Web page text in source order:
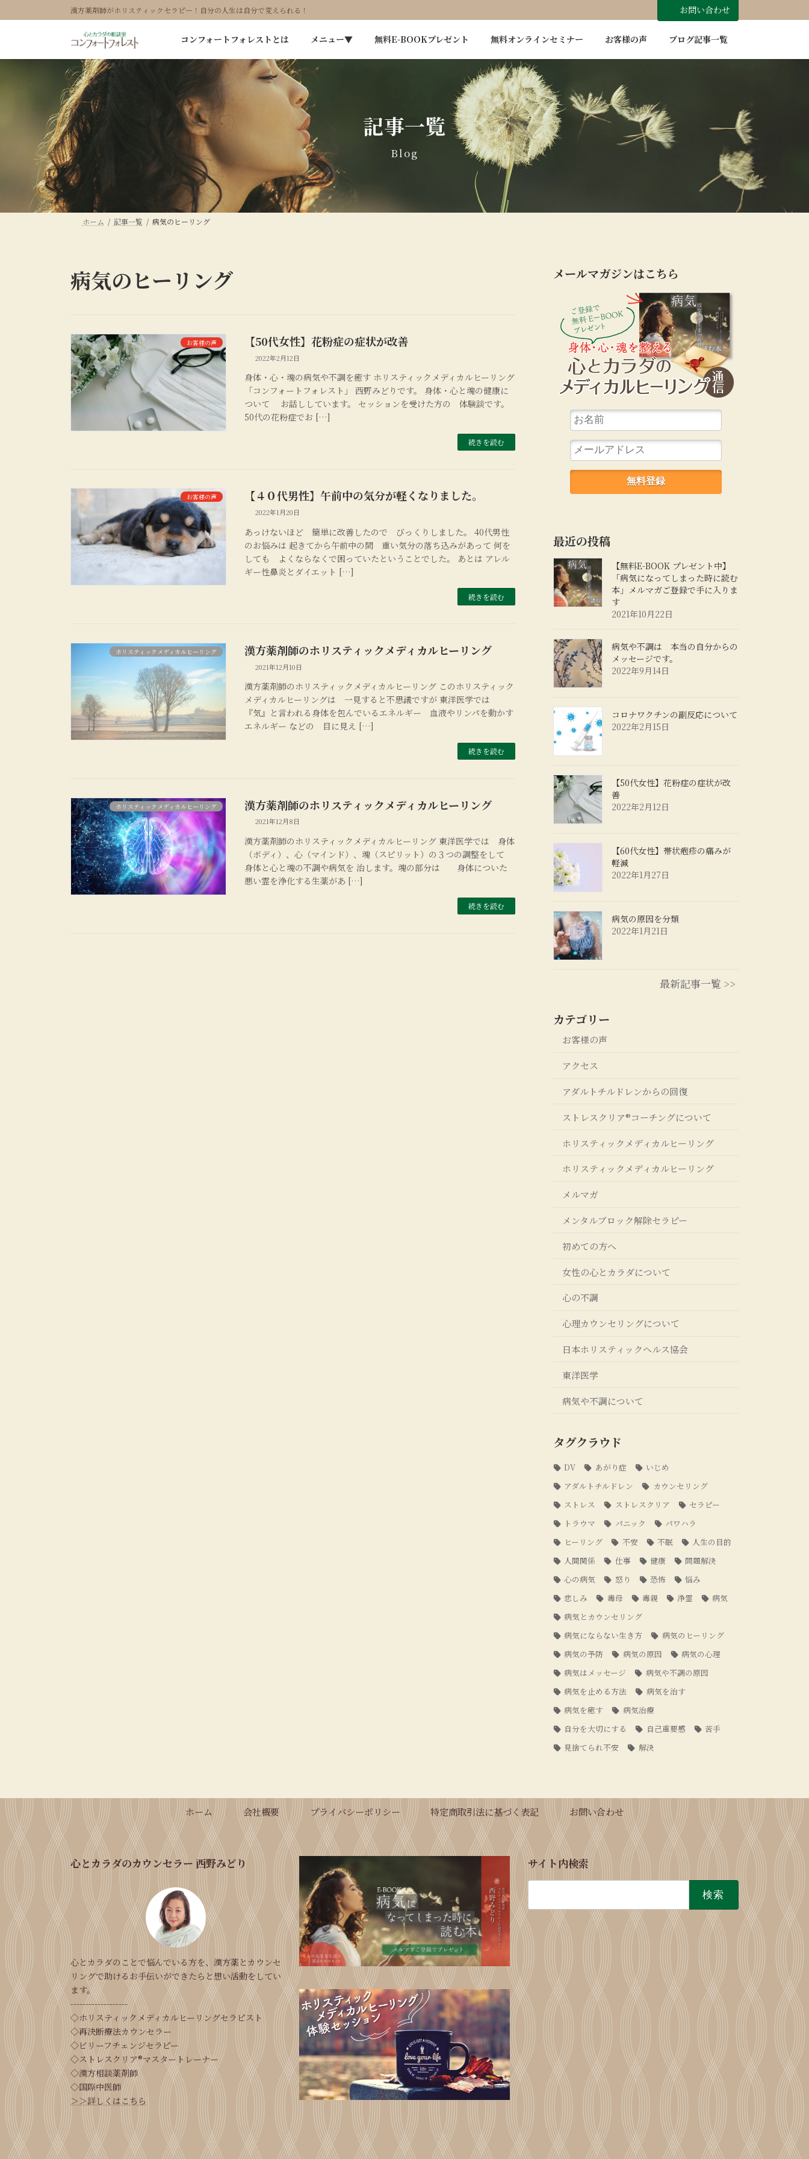
ン
ビ
漢方薬剤師がホリスティックセラピー！自分の人生は自分で変えられる！ お問い合わせ
コンフォートフォレストとは メニュー▼ 無料E-BOOKプレゼント 無料オンラインセミナー お客様の声 ブログ記事一覧
記事一覧
Blog
ホーム 記事一覧 病気のヒーリング
病気のヒーリング
お客様の声 【50代女性】花粉症の症状が改善
2022年2月12日
身体・心・魂の病気や不調を癒す ホリスティックメディカルヒーリング
「コンフォートフォレスト」 西野みどりです。 身体・心と魂の健康に
ついて お話ししています。 セッションを受けた方の 体験談です。
50代の花粉症でお […]
続きを読む
お客様の声 【４０代男性】午前中の気分が軽くなりました。
2022年1月20日
あっけないほど 簡単に改善したので びっくりしました。 40代男性
のお悩みは 起きてから午前中の間 重い気分の落ち込みがあって 何を
しても よくならなくで困っていたということでした。 あとは アレル
ギー性鼻炎とダイエット […]
続きを読む
ホリスティックメディカルヒーリング 漢方薬剤師のホリスティックメディカルヒーリング
2021年12月10日
漢方薬剤師のホリスティックメディカルヒーリング このホリスティック
メディカルヒーリングは 一見すると不思議ですが 東洋医学では
『気』と言われる身体を包んでいるエネルギー 血液やリンパを動かす
エネルギー などの 目に見え […]
続きを読む
ホリスティックメディカルヒーリング 漢方薬剤師のホリスティックメディカルヒーリング
2021年12月8日
漢方薬剤師のホリスティックメディカルヒーリング 東洋医学では 身体
（ボディ）、心（マインド）、魂（スピリット）の３つの調整をして
身体と心と魂の不調や病気を 治します。魂の部分は 身体についた
悪い霊を浄化する生薬があ […]
続きを読む
メールマガジンはこちら
最近の投稿
【無料E-BOOK プレゼント中】
「病気になってしまった時に読む
本」メルマガご登録で手に入りま
す
2021年10月22日
病気や不調は 本当の自分からの
メッセージです。
2022年9月14日
コロナワクチンの副反応について
2022年2月15日
【50代女性】花粉症の症状が改
善
2022年2月12日
【60代女性】帯状疱疹の痛みが
軽減
2022年1月27日
病気の原因を分類
2022年1月21日
最新記事一覧 >>
カテゴリー
お客様の声
アクセス
アダルトチルドレンからの回復
ストレスクリア®コーチングについて
ホリスティックメディカルヒーリング
ホリスティックメディカルヒーリング
メルマガ
メンタルブロック解除セラピー
初めての方へ
女性の心とカラダについて
心の不調
心理カウンセリングについて
日本ホリスティックヘルス協会
東洋医学
病気や不調について
タグクラウド
DV あがり症
いじめ
アダルトチルドレン
カウンセリング
ストレス
ストレスクリア
セラピー
トラウマ
パニック
パワハラ
ヒーリング
不安 不眠
人生の目的
人間関係
仕事 健康
問題解決
心の病気
怒り 恐怖
悩み
悲しみ
毒母 毒親 浄霊
病気
病気とカウンセリング
病気にならない生き方
病気のヒーリング
病気の予防
病気の原因
病気の心理
病気はメッセージ
病気や不調の原因
病気を止める方法
病気を治す
病気を癒す
病気治療
自分を大切にする
自己重要感
苦手
見捨てられ不安
解決
ホーム 会社概要 プライバシーポリシー 特定商取引法に基づく表記 お問い合わせ
心とカラダのカウンセラー 西野みどり
心とカラダのことで悩んでいる方を、漢方薬とカウンセ
リングで助けるお手伝いができたらと想い活動をしてい
ます。
-------------------
◇ホリスティックメディカルヒーリングセラピスト
◇再決断療法カウンセラー
◇ビリーフチェンジセラピー
◇ストレスクリア®マスタートレーナー
◇漢方相談薬剤師
◇国際中医師
＞＞詳しくはこちら
サイト内検索
検
索: